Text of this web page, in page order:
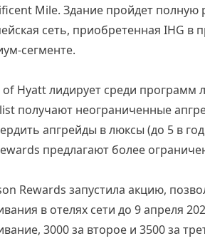
Mile. Здание пройдет
сеть, приобретенная IHG
сегменте.
Hyatt лидирует среди программ
получают неограниченные
апгрейды в люксы (до 5 в
предлагают более
Rewards запустила акцию,
в отелях сети до 9 апреля
3000 за второе и 3500 за